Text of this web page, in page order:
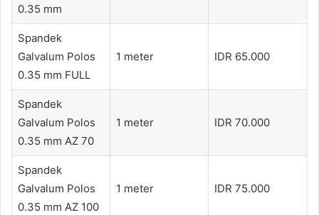
0.35 mm
Spandek
Galvalum Polos
0.35 mm FULL
1 meter IDR 65.000
Spandek
Galvalum Polos
0.35 mm AZ 70
1 meter IDR 70.000
Spandek
Galvalum Polos
0.35 mm AZ 100
1 meter IDR 75.000